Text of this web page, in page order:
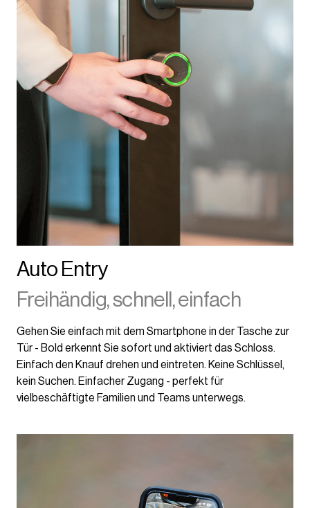
Auto Entry
Freihändig, schnell, einfach
Gehen Sie einfach mit dem Smartphone in der Tasche zur
Tür - Bold erkennt Sie sofort und aktiviert das Schloss.
Einfach den Knauf drehen und eintreten. Keine Schlüssel,
kein Suchen. Einfacher Zugang - perfekt für
vielbeschäftigte Familien und Teams unterwegs.